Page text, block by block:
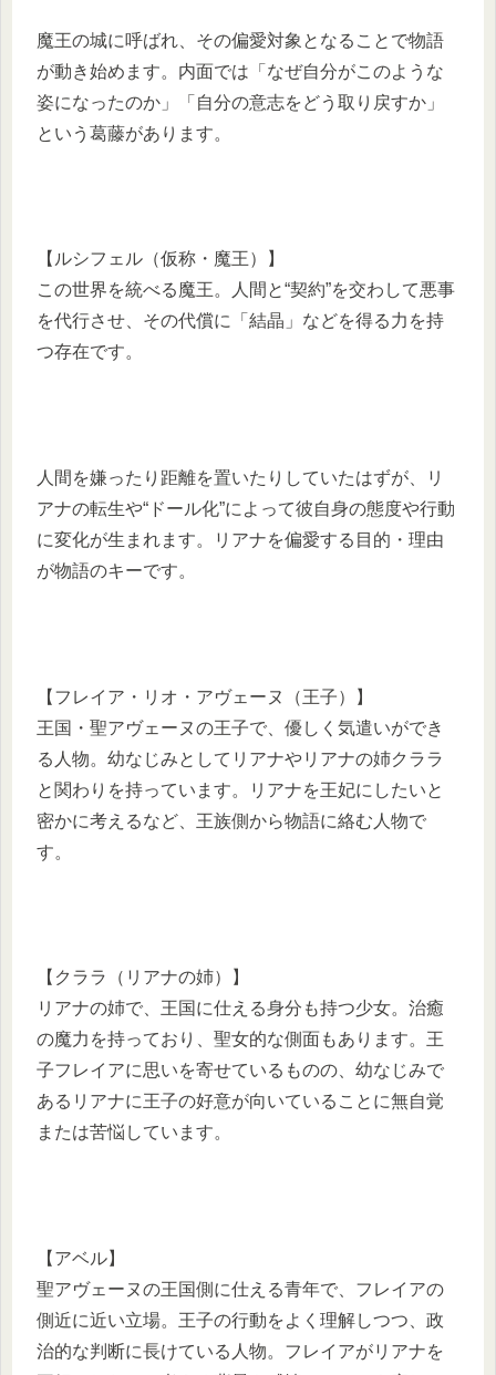
魔王の城に呼ばれ、その偏愛対象となることで物語
が動き始めます。内面では「なぜ自分がこのような
姿になったのか」「自分の意志をどう取り戻すか」
という葛藤があります。
【ルシフェル（仮称・魔王）】
この世界を統べる魔王。人間と“契約”を交わして悪事
を代行させ、その代償に「結晶」などを得る力を持
つ存在です。
人間を嫌ったり距離を置いたりしていたはずが、リ
アナの転生や“ドール化”によって彼自身の態度や行動
に変化が生まれます。リアナを偏愛する目的・理由
が物語のキーです。
【フレイア・リオ・アヴェーヌ（王子）】
王国・聖アヴェーヌの王子で、優しく気遣いができ
る人物。幼なじみとしてリアナやリアナの姉クララ
と関わりを持っています。リアナを王妃にしたいと
密かに考えるなど、王族側から物語に絡む人物で
す。
【クララ（リアナの姉）】
リアナの姉で、王国に仕える身分も持つ少女。治癒
の魔力を持っており、聖女的な側面もあります。王
子フレイアに思いを寄せているものの、幼なじみで
あるリアナに王子の好意が向いていることに無自覚
または苦悩しています。
【アベル】
聖アヴェーヌの王国側に仕える青年で、フレイアの
側近に近い立場。王子の行動をよく理解しつつ、政
治的な判断に長けている人物。フレイアがリアナを